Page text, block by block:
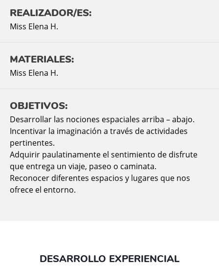
REALIZADOR/ES:
Miss Elena H.
MATERIALES:
Miss Elena H.
OBJETIVOS:
Desarrollar las nociones espaciales arriba – abajo.
Incentivar la imaginación a través de actividades
pertinentes.
Adquirir paulatinamente el sentimiento de disfrute
que entrega un viaje, paseo o caminata.
Reconocer diferentes espacios y lugares que nos
ofrece el entorno.
DESARROLLO EXPERIENCIAL